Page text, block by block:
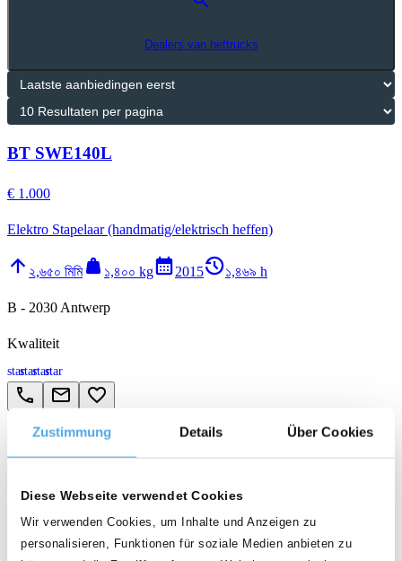
Zustimmung Details Über Cookies
Diese Webseite verwendet Cookies
Wir verwenden Cookies, um Inhalte und Anzeigen zu
personalisieren, Funktionen für soziale Medien anbieten zu
Dealers van heftrucks
BT SWE140L
€ 1.000
Elektro Stapelaar (handmatig/elektrisch heffen)
arrow_upward ২,৬৫০ মিমিweight ১,৪০০ kgcalendar_month2015history_2১,৪৬৯ h
B - 2030 Antwerp
Kwaliteit
starstarstarstar
call email favorite_border
BT SWE140L
Elektro Stapelaar (handmatig/elektrisch heffen)
arrow_upward weight calendar_month history_2